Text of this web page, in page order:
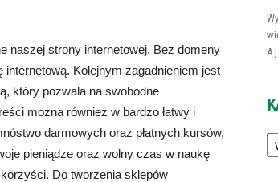
naszej strony internetowej. Bez domeny
Kolejnym zagadnieniem jest
który pozwala na swobodne
można również w bardzo łatwy i
darmowych oraz płatnych kursów,
pieniądze oraz wolny czas w naukę
Do tworzenia sklepów
A